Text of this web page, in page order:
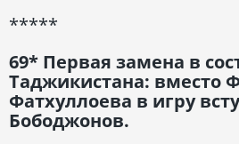
*****
69* Первая замена в
Таджикистана: вместо
Фатхуллоева в игру
Бободжонов.